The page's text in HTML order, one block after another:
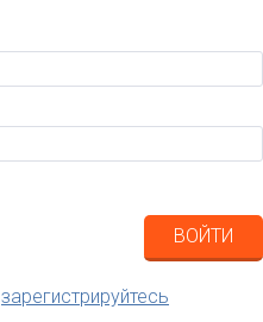
ВОЙТИ
зарегистрируйтесь